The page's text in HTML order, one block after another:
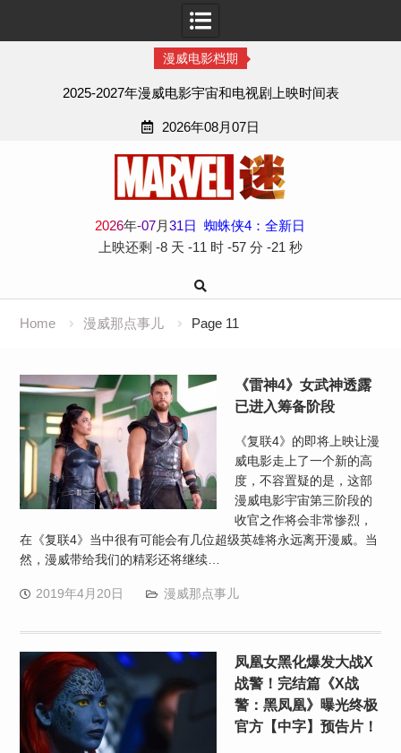
漫威电影档期
2025-2027年漫威电影宇宙和电视剧上映时间表
2026年08月07日
2026年-07月31日
蜘蛛侠4：全新日
上映还剩 -8 天 -11 时 -57 分 -22 秒
Home 漫威那点事儿 Page 11
《雷神4》女武神透露
已进入筹备阶段
《复联4》的即将上映让漫
威电影走上了一个新的高
度，不容置疑的是，这部
漫威电影宇宙第三阶段的
收官之作将会非常惨烈，
在《复联4》当中很有可能会有几位超级英雄将永远离开漫威。当
然，漫威带给我们的精彩还将继续…
2019年4月20日 漫威那点事儿
凤凰女黑化爆发大战X
战警！完结篇《X战
警：黑凤凰》曝光终极
官方【中字】预告片！